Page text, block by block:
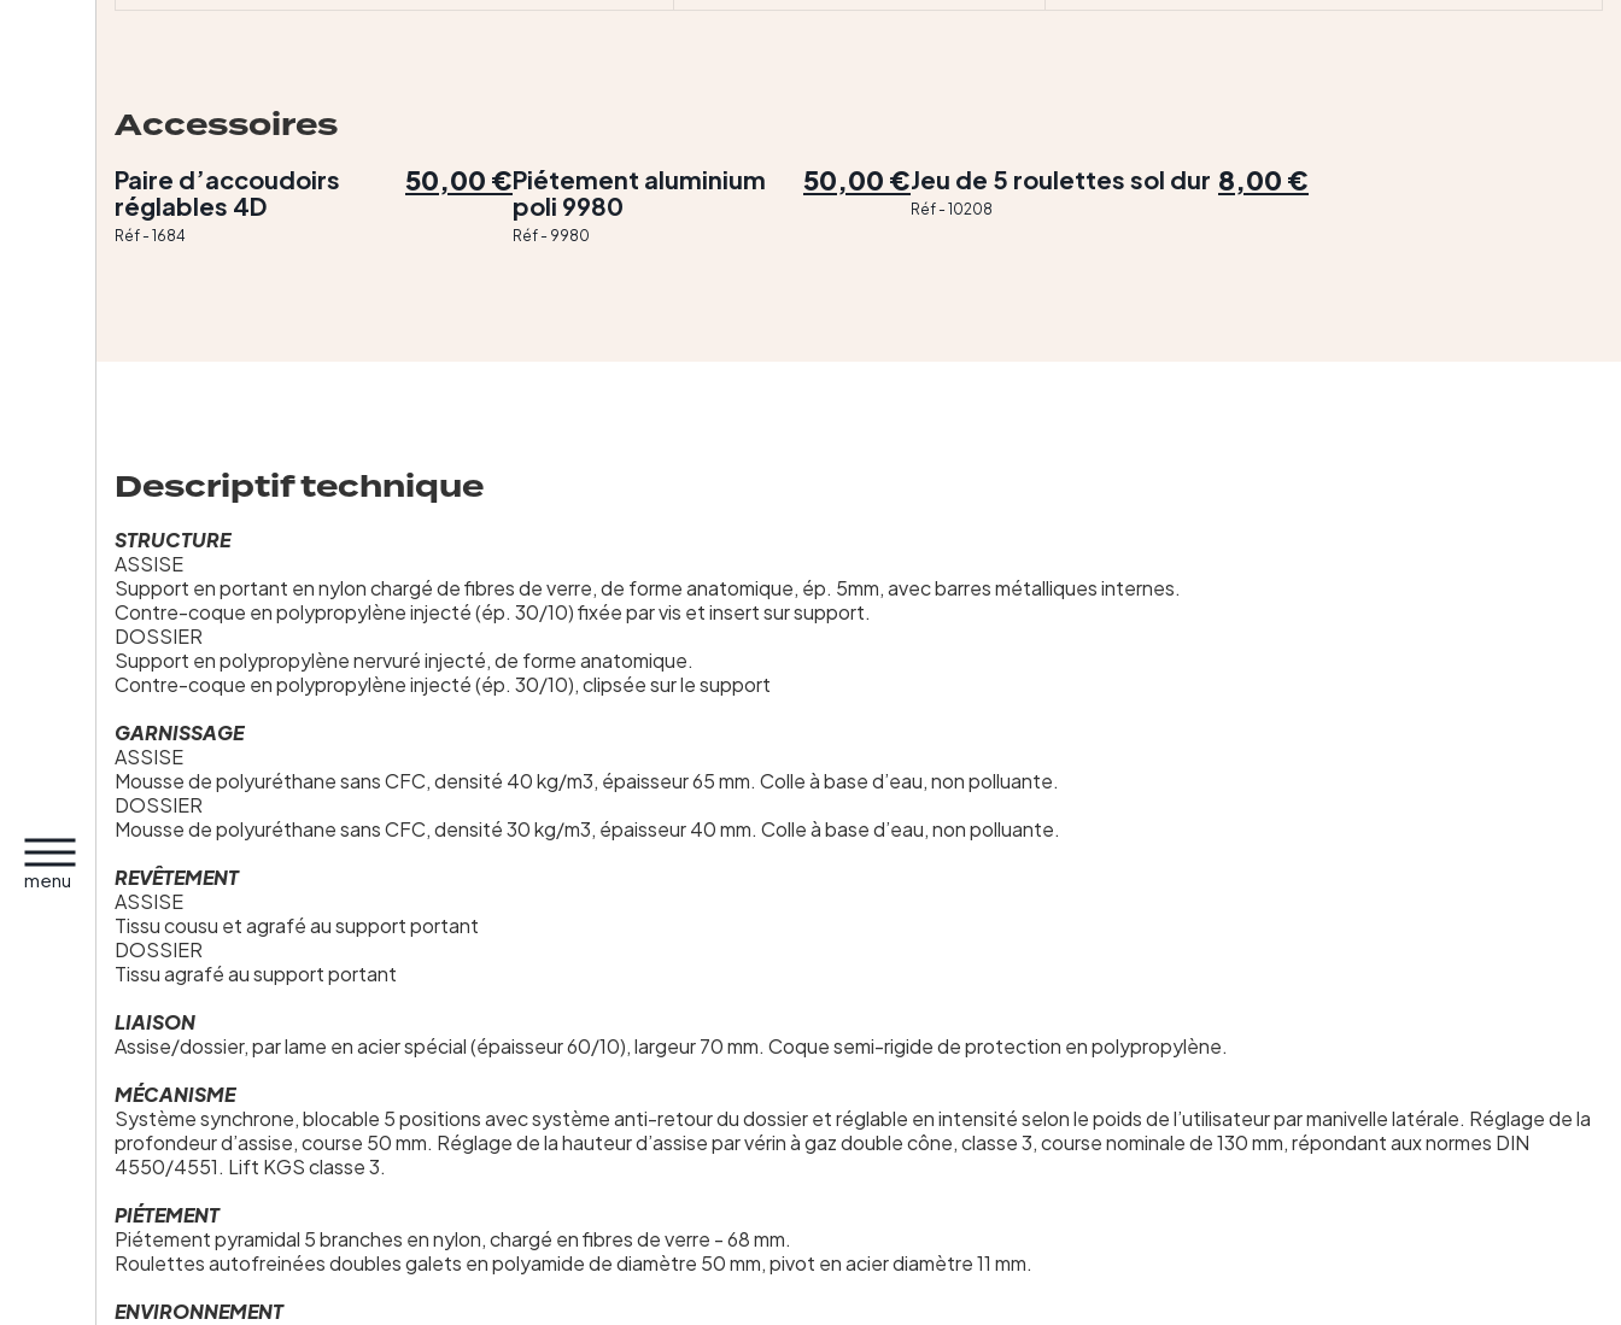
menu
Accessoires
Paire d’accoudoirs
réglables 4D
Réf - 1684
50,00 €Piétement aluminium
poli 9980
Réf - 9980
50,00 €Jeu de 5 roulettes sol dur
Réf - 10208
8,00 €
Descriptif technique
STRUCTURE
ASSISE
Support en portant en nylon chargé de fibres de verre, de forme anatomique, ép. 5mm, avec barres métalliques internes.
Contre-coque en polypropylène injecté (ép. 30/10) fixée par vis et insert sur support.
DOSSIER
Support en polypropylène nervuré injecté, de forme anatomique.
Contre-coque en polypropylène injecté (ép. 30/10), clipsée sur le support
GARNISSAGE
ASSISE
Mousse de polyuréthane sans CFC, densité 40 kg/m3, épaisseur 65 mm. Colle à base d’eau, non polluante.
DOSSIER
Mousse de polyuréthane sans CFC, densité 30 kg/m3, épaisseur 40 mm. Colle à base d’eau, non polluante.
REVÊTEMENT
ASSISE
Tissu cousu et agrafé au support portant
DOSSIER
Tissu agrafé au support portant
LIAISON
Assise/dossier, par lame en acier spécial (épaisseur 60/10), largeur 70 mm. Coque semi-rigide de protection en polypropylène.
MÉCANISME
Système synchrone, blocable 5 positions avec système anti-retour du dossier et réglable en intensité selon le poids de l’utilisateur par manivelle latérale. Réglage de la
profondeur d’assise, course 50 mm. Réglage de la hauteur d’assise par vérin à gaz double cône, classe 3, course nominale de 130 mm, répondant aux normes DIN
4550/4551. Lift KGS classe 3.
PIÉTEMENT
Piétement pyramidal 5 branches en nylon, chargé en fibres de verre - 68 mm.
Roulettes autofreinées doubles galets en polyamide de diamètre 50 mm, pivot en acier diamètre 11 mm.
ENVIRONNEMENT